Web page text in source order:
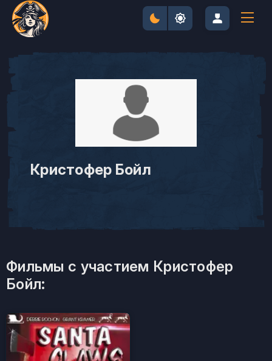
Кристофер Бойл
Фильмы с участием Кристофер
Бойл: